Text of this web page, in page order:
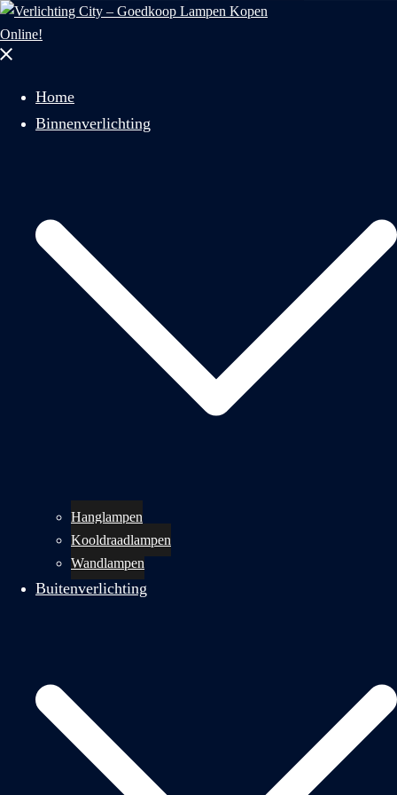
Menu
Home
Binnenverlichting
Hanglampen
Kooldraadlampen
Wandlampen
Buitenverlichting